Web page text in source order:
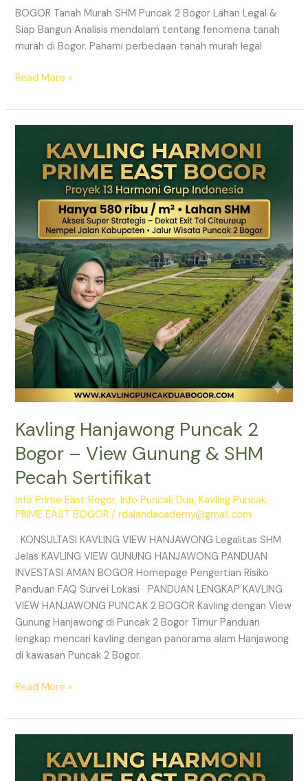
BOGOR Tanah Murah SHM Puncak 2 Bogor Lahan Legal &
Siap Bangun Analisis mendalam tentang fenomena tanah
murah di Bogor. Pahami perbedaan tanah murah legal
Read More »
Kavling Hanjawong Puncak 2
Bogor – View Gunung & SHM
Pecah Sertifikat
Info Prime East Bogor,Info Puncak Dua,Kavling Puncak,
PRIME EAST BOGOR /rdalandacademy@gmail.com
KONSULTASI KAVLING VIEW HANJAWONG Legalitas SHM
Jelas KAVLING VIEW GUNUNG HANJAWONG PANDUAN
INVESTASI AMAN BOGOR Homepage Pengertian Risiko
Panduan FAQ Survei Lokasi PANDUAN LENGKAP KAVLING
VIEW HANJAWONG PUNCAK 2 BOGOR Kavling dengan View
Gunung Hanjawong di Puncak 2 Bogor Timur Panduan
lengkap mencari kavling dengan panorama alam Hanjawong
di kawasan Puncak 2 Bogor.
Hanjawong
Puncak
Bogor
Gunung
&
SHM
Pecah
Sertifikat
Read More »